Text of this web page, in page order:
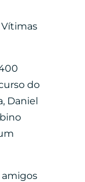
do
Daniel
amigos